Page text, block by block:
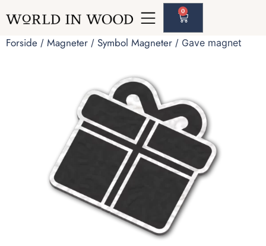
0
Forside / Magneter / Symbol Magneter / Gave magnet